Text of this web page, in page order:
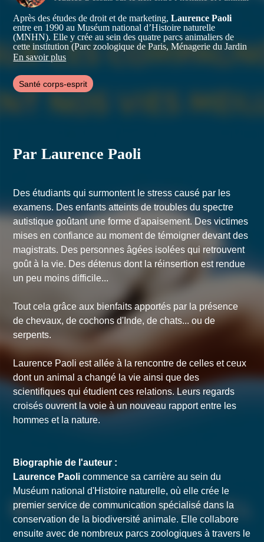
Après des études de droit et de marketing,Laurence Paoli
entre en 1990 au Muséum national d’Histoire naturelle
(MNHN). Elle y crée au sein des quatre parcs animaliers de
cette institution (Parc zoologique de Paris, Ménagerie du Jardin
des Plantes, Parc de Clères et Parc de la Haute-Touche), le
conservation de la biodiversité animale et le dirige pendant 11
ans.
En 2019, elle met sa société en sommeil pour se consacrer à
nature, en 2019 etQuand les animaux nous font du bien,
enquête sur ces compagnons qui rendent nos vies meilleures
2022. Elle participe également à l'ouvrage collectif coordonné
par Yolaine de La Bigne,L’animal médecin, sorti aux éditions
Alisio Sciences en 2023 et vient de terminerParole de baleine !
(titre provisoire), qui devrait sortir aux éditions Actes Sud, à
l'automne 2025.
En savoir plus
Santé corps-esprit
Par Laurence Paoli
Des étudiants qui surmontent le stress causé par les
examens. Des enfants atteints de troubles du spectre
autistique goûtant une forme d'apaisement. Des victimes
mises en confiance au moment de témoigner devant des
magistrats. Des personnes âgées isolées qui retrouvent
goût à la vie. Des détenus dont la réinsertion est rendue
un peu moins difficile...
Tout cela grâce aux bienfaits apportés par la présence
de chevaux, de cochons d'Inde, de chats... ou de
serpents.
Laurence Paoli est allée à la rencontre de celles et ceux
dont un animal a changé la vie ainsi que des
scientifiques qui étudient ces relations. Leurs regards
croisés ouvrent la voie à un nouveau rapport entre les
hommes et la nature.
Biographie de l'auteur :
Laurence Paoli commence sa carrière au sein du
Muséum national d'Histoire naturelle, où elle crée le
premier service de communication spécialisé dans la
conservation de la biodiversité animale. Elle collabore
ensuite avec de nombreux parcs zoologiques à travers le